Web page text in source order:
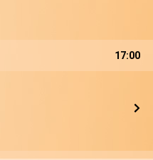
17:00